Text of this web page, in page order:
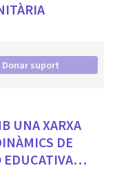
Donar suport
UNA XARXA
DE
CIUTAT